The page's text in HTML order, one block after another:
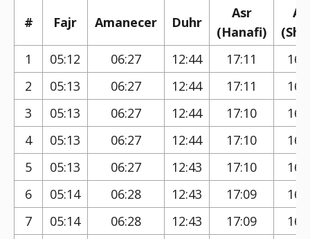
# Fajr Amanecer Duhr
Asr
(Hanafi)
1
05:12 06:27 12:44 17:11
2
05:13 06:27 12:44 17:11
3
05:13 06:27 12:44 17:10
4
05:13 06:27 12:44 17:10
5
05:13 06:27 12:43 17:10
6
05:14 06:28 12:43 17:09
7
05:14 06:28 12:43 17:09